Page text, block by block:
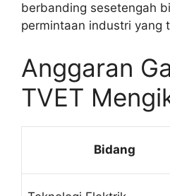
berbanding sesetengah
permintaan industri yang
Anggaran
TVET
Bidang